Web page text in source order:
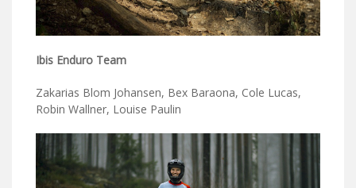
Ibis Enduro Team
Zakarias Blom Johansen, Bex Baraona, Cole Lucas,
Robin Wallner, Louise Paulin